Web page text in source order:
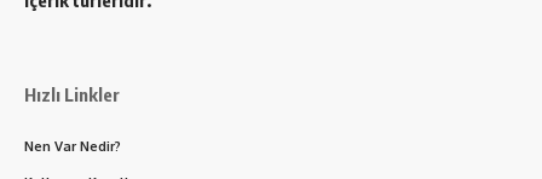
Hızlı Linkler
Nen Var Nedir?